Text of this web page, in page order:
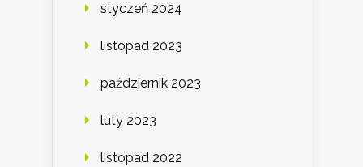
styczeń 2024
listopad 2023
październik 2023
luty 2023
listopad 2022